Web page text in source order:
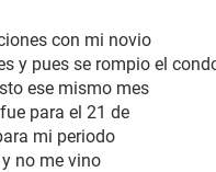
con mi novio
y pues se rompio el
ese mismo mes
para el 21 de
mi periodo
no me vino